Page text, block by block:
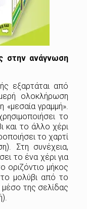
στην ανάγνωση
εξαρτάται από
ολοκλήρωση
«μεσαία γραμμή».
το
και το άλλο χέρι
το χαρτί
Στη συνέχεια,
το ένα χέρι για
οριζόντιο μήκος
μολύβι από το
μέσο της σελίδας